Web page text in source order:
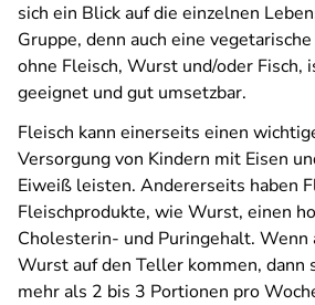
sich ein Blick auf die einzelnen
Gruppe, denn auch eine
ohne Fleisch, Wurst und/oder Fisch,
geeignet und gut umsetzbar.
Fleisch kann einerseits einen
Versorgung von Kindern mit Eisen
Eiweiß leisten. Andererseits haben
Fleischprodukte, wie Wurst, einen
Cholesterin- und Puringehalt. Wenn
Wurst auf den Teller kommen, dann
mehr als 2 bis 3 Portionen pro